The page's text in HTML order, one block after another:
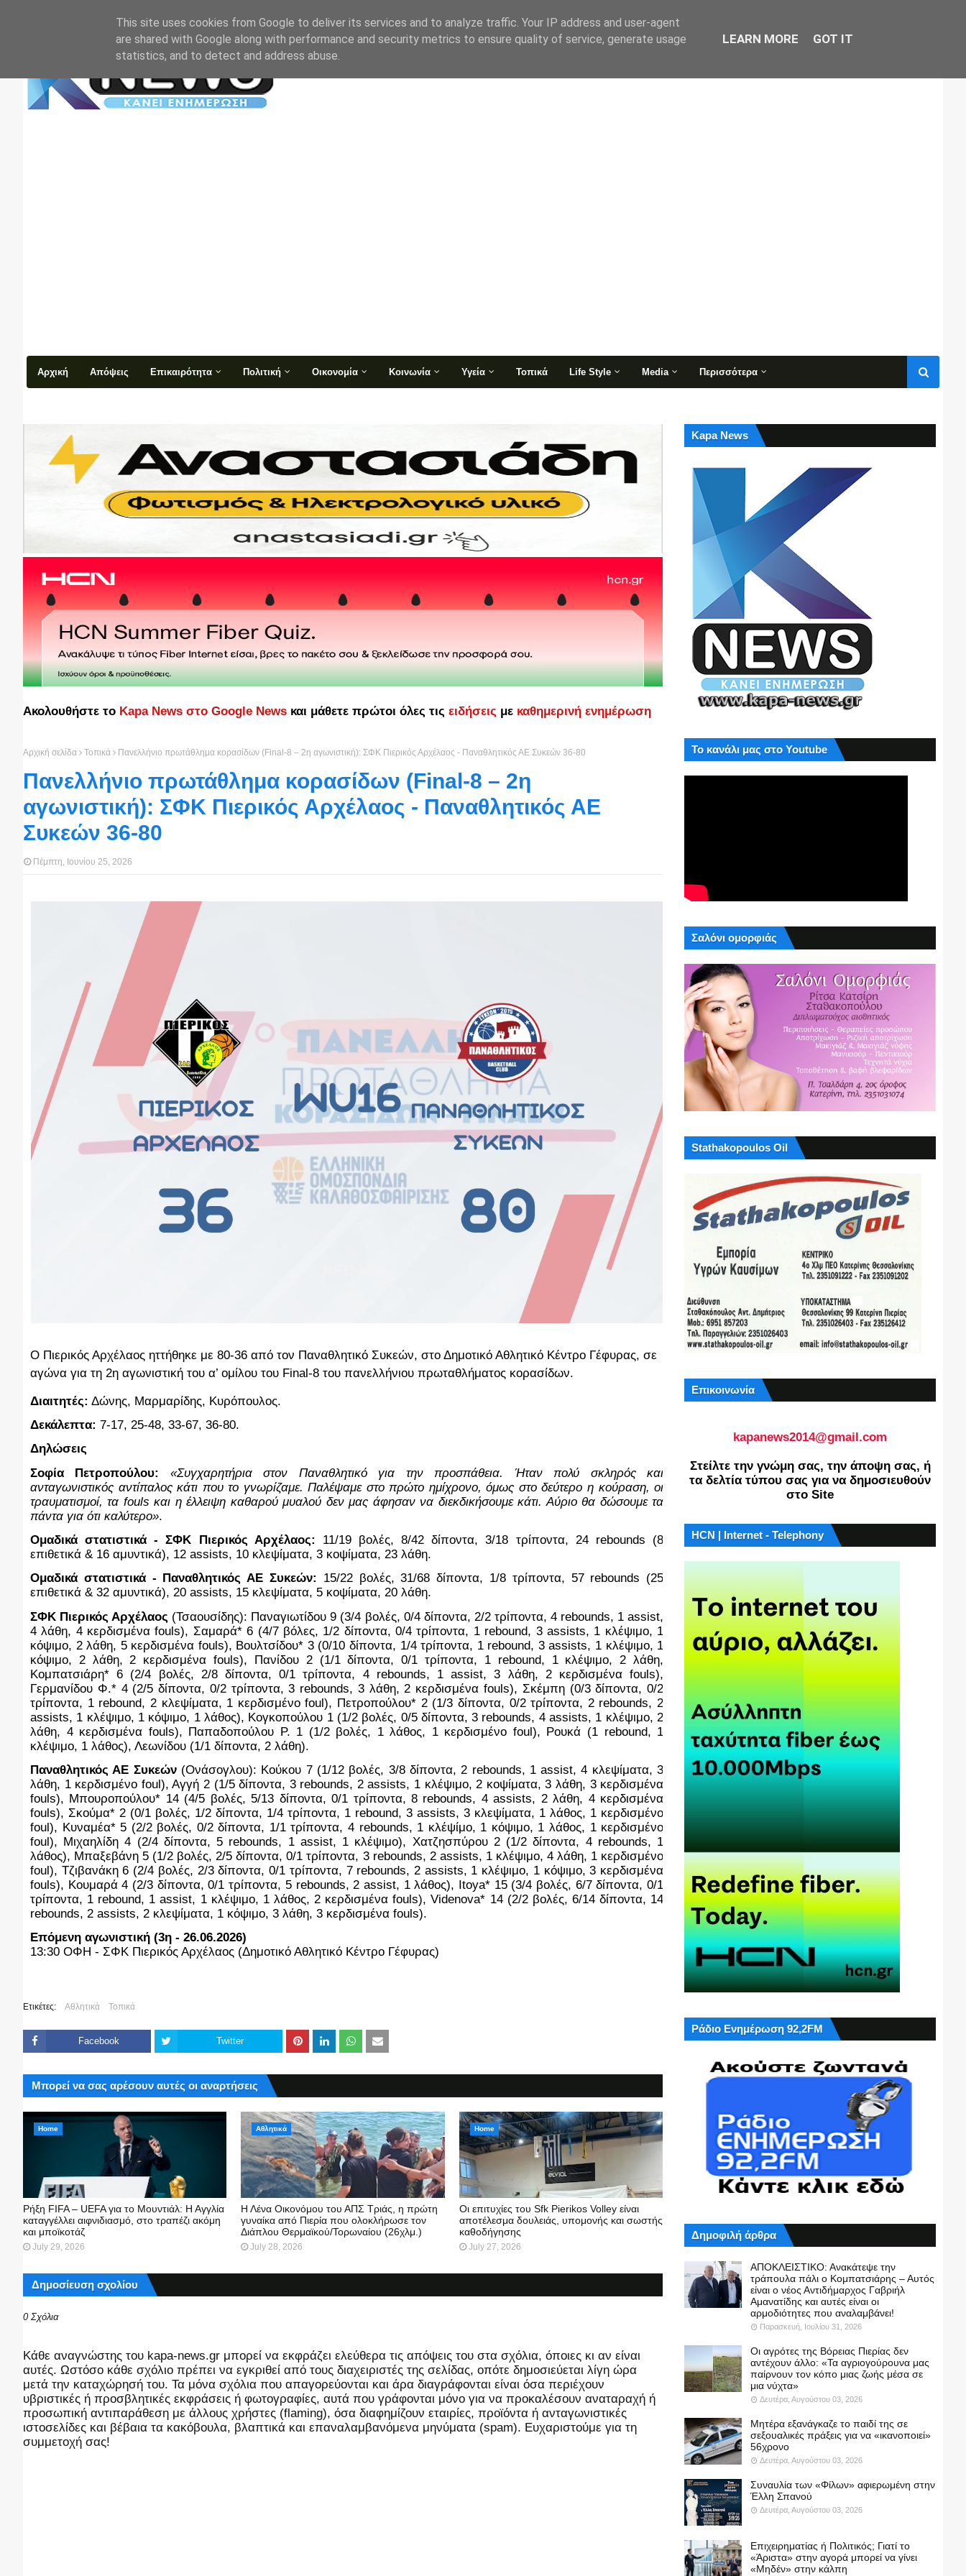
Αρχική Απόψεις Επικαιρότητα Πολιτική Οικονομία Κοινωνία Υγεία Τοπικά Life Style Media Περισσότερα
Ακολουθήστε το Kapa News στο Google News και μάθετε πρώτοι όλες τις ειδήσεις με καθημερινή ενημέρωση
Αρχική σελίδα Τοπικά Πανελλήνιο πρωτάθλημα κορασίδων (Final-8 – 2η αγωνιστική): ΣΦΚ Πιερικός Αρχέλαος - Παναθλητικός ΑΕ Συκεών 36-80
Πανελλήνιο πρωτάθλημα κορασίδων (Final-8 – 2η
αγωνιστική): ΣΦΚ Πιερικός Αρχέλαος - Παναθλητικός ΑΕ
Συκεών 36-80
Πέμπτη, Ιουνίου 25, 2026
Ο Πιερικός Αρχέλαος ηττήθηκε με 80-36 από τον Παναθλητικό Συκεών, στο Δημοτικό Αθλητικό Κέντρο Γέφυρας, σε
αγώνα για τη 2η αγωνιστική του α’ ομίλου του Final-8 του πανελλήνιου πρωταθλήματος κορασίδων.
Διαιτητές: Δώνης, Μαρμαρίδης, Κυρόπουλος.
Δεκάλεπτα: 7-17, 25-48, 33-67, 36-80.
Δηλώσεις
Σοφία Πετροπούλου:
«Συγχαρητήρια στον Παναθλητικό για την προσπάθεια. Ήταν πολύ σκληρός και
ανταγωνιστικός αντίπαλος κάτι που το γνωρίζαμε. Παλέψαμε στο πρώτο ημίχρονο, όμως στο δεύτερο η κούραση, οι
τραυματισμοί, τα fouls και η έλλειψη καθαρού μυαλού δεν μας άφησαν να διεκδικήσουμε κάτι. Αύριο θα δώσουμε τα
πάντα για ότι καλύτερο».
Ομαδικά στατιστικά - ΣΦΚ Πιερικός Αρχέλαος: 11/19 βολές, 8/42 δίποντα, 3/18 τρίποντα, 24 rebounds (8
επιθετικά & 16 αμυντικά), 12 assists, 10 κλεψίματα, 3 κοψίματα, 23 λάθη.
Ομαδικά στατιστικά - Παναθλητικός ΑΕ Συκεών:
15/22 βολές, 31/68 δίποντα, 1/8 τρίποντα, 57 rebounds (25
επιθετικά & 32 αμυντικά), 20 assists, 15 κλεψίματα, 5 κοψίματα, 20 λάθη.
ΣΦΚ Πιερικός Αρχέλαος (Τσαουσίδης): Παναγιωτίδου 9 (3/4 βολές, 0/4 δίποντα, 2/2 τρίποντα, 4 rebounds, 1 assist,
4 λάθη, 4 κερδισμένα fouls), Σαμαρά* 6 (4/7 βόλες, 1/2 δίποντα, 0/4 τρίποντα, 1 rebound, 3 assists, 1 κλέψιμο, 1
κόψιμο, 2 λάθη, 5 κερδισμένα fouls), Βουλτσίδου* 3 (0/10 δίποντα, 1/4 τρίποντα, 1 rebound, 3 assists, 1 κλέψιμο, 1
κόψιμο, 2 λάθη, 2 κερδισμένα fouls), Πανίδου 2 (1/1 δίποντα, 0/1 τρίποντα, 1 rebound, 1 κλέψιμο, 2 λάθη,
Κομπατσιάρη* 6 (2/4 βολές, 2/8 δίποντα, 0/1 τρίποντα, 4 rebounds, 1 assist, 3 λάθη, 2 κερδισμένα fouls),
Γερμανίδου Φ.* 4 (2/5 δίποντα, 0/2 τρίποντα, 3 rebounds, 3 λάθη, 2 κερδισμένα fouls), Σκέμπη (0/3 δίποντα, 0/2
τρίποντα, 1 rebound, 2 κλεψίματα, 1 κερδισμένο foul), Πετροπούλου* 2 (1/3 δίποντα, 0/2 τρίποντα, 2 rebounds, 2
assists, 1 κλέψιμο, 1 κόψιμο, 1 λάθος), Κογκοπούλου 1 (1/2 βολές, 0/5 δίποντα, 3 rebounds, 4 assists, 1 κλέψιμο, 2
λάθη, 4 κερδισμένα fouls), Παπαδοπούλου Ρ. 1 (1/2 βολές, 1 λάθος, 1 κερδισμένο foul), Ρουκά (1 rebound, 1
κλέψιμο, 1 λάθος), Λεωνίδου (1/1 δίποντα, 2 λάθη).
Παναθλητικός ΑΕ Συκεών (Ονάσογλου): Κούκου 7 (1/12 βολές, 3/8 δίποντα, 2 rebounds, 1 assist, 4 κλεψίματα, 3
λάθη, 1 κερδισμένο foul), Αγγή 2 (1/5 δίποντα, 3 rebounds, 2 assists, 1 κλέψιμο, 2 κοψίματα, 3 λάθη, 3 κερδισμένα
fouls), Μπουροπούλου* 14 (4/5 βολές, 5/13 δίποντα, 0/1 τρίποντα, 8 rebounds, 4 assists, 2 λάθη, 4 κερδισμένα
fouls), Σκούμα* 2 (0/1 βολές, 1/2 δίποντα, 1/4 τρίποντα, 1 rebound, 3 assists, 3 κλεψίματα, 1 λάθος, 1 κερδισμένο
foul), Κυναμέα* 5 (2/2 βολές, 0/2 δίποντα, 1/1 τρίποντα, 4 rebounds, 1 κλέψίμο, 1 κόψιμο, 1 λάθος, 1 κερδισμένο
foul), Μιχαηλίδη 4 (2/4 δίποντα, 5 rebounds, 1 assist, 1 κλέψιμο), Χατζησπύρου 2 (1/2 δίποντα, 4 rebounds, 1
λάθος), Μπαξεβάνη 5 (1/2 βολές, 2/5 δίποντα, 0/1 τρίποντα, 3 rebounds, 2 assists, 1 κλέψιμο, 4 λάθη, 1 κερδισμένο
foul), Τζιβανάκη 6 (2/4 βολές, 2/3 δίποντα, 0/1 τρίποντα, 7 rebounds, 2 assists, 1 κλέψιμο, 1 κόψιμο, 3 κερδισμένα
fouls), Κουμαρά 4 (2/3 δίποντα, 0/1 τρίποντα, 5 rebounds, 2 assist, 1 λάθος), Itoya* 15 (3/4 βολές, 6/7 δίποντα, 0/1
τρίποντα, 1 rebound, 1 assist, 1 κλέψιμο, 1 λάθος, 2 κερδισμένα fouls), Videnova* 14 (2/2 βολές, 6/14 δίποντα, 14
rebounds, 2 assists, 2 κλεψίματα, 1 κόψιμο, 3 λάθη, 3 κερδισμένα fouls).
Επόμενη αγωνιστική (3η - 26.06.2026)
13:30 ΟΦΗ - ΣΦΚ Πιερικός Αρχέλαος (Δημοτικό Αθλητικό Κέντρο Γέφυρας)
Ετικέτες: Αθλητικά Τοπικά
Facebook Twitter
Μπορεί να σας αρέσουν αυτές οι αναρτήσεις
Home
Ρήξη FIFA – UEFA για το Μουντιάλ: Η Αγγλία
καταγγέλλει αιφνιδιασμό, στο τραπέζι ακόμη
και μποϊκοτάζ
July 29, 2026
Αθλητικά
Η Λένα Οικονόμου του ΑΠΣ Τριάς, η πρώτη
γυναίκα από Πιερία που ολοκλήρωσε τον
Διάπλου Θερμαϊκού/Τορωναίου (26χλμ.)
July 28, 2026
Home
Οι επιτυχίες του Sfk Pierikos Volley είναι
αποτέλεσμα δουλειάς, υπομονής και σωστής
καθοδήγησης
July 27, 2026
Δημοσίευση σχολίου
0 Σχόλια
Kάθε αναγνώστης του kapa-news.gr μπορεί να εκφράζει ελεύθερα τις απόψεις του στα σχόλια, όποιες κι αν είναι
αυτές. Ωστόσο κάθε σχόλιο πρέπει να εγκριθεί από τους διαχειριστές της σελίδας, οπότε δημοσιεύεται λίγη ώρα
μετά την καταχώρησή του. Τα μόνα σχόλια που απαγορεύονται και άρα διαγράφονται είναι όσα περιέχουν
υβριστικές ή προσβλητικές εκφράσεις ή φωτογραφίες, αυτά που γράφονται μόνο για να προκαλέσουν αναταραχή ή
προσωπική αντιπαράθεση με άλλους χρήστες (flaming), όσα διαφημίζουν εταιρίες, προϊόντα ή ανταγωνιστικές
ιστοσελίδες και βέβαια τα κακόβουλα, βλαπτικά και επαναλαμβανόμενα μηνύματα (spam). Ευχαριστούμε για τη
συμμετοχή σας!
Kapa News
Το κανάλι μας στο Youtube
Σαλόνι ομορφιάς
Stathakopoulos Oil
Επικοινωνία
kapanews2014@gmail.com
Στείλτε την γνώμη σας, την άποψη σας, ή
τα δελτία τύπου σας για να δημοσιευθούν
στο Site
HCN | Internet - Telephony
Ράδιο Ενημέρωση 92,2FM
Δημοφιλή άρθρα
ΑΠΟΚΛΕΙΣΤΙΚΟ: Ανακάτεψε την
τράπουλα πάλι ο Κομπατσιάρης – Αυτός
είναι ο νέος Αντιδήμαρχος Γαβριήλ
Αμανατίδης και αυτές είναι οι
αρμοδιότητες που αναλαμβάνει!
Παρασκευή, Ιουλίου 31, 2026
Οι αγρότες της Βόρειας Πιερίας δεν
αντέχουν άλλο: «Τα αγριογούρουνα μας
παίρνουν τον κόπο μιας ζωής μέσα σε
μια νύχτα»
Δευτέρα, Αυγούστου 03, 2026
Μητέρα εξανάγκαζε το παιδί της σε
σεξουαλικές πράξεις για να «ικανοποιεί»
56χρονο
Δευτέρα, Αυγούστου 03, 2026
Συναυλία των «Φίλων» αφιερωμένη στην
Έλλη Σπανού
Δευτέρα, Αυγούστου 03, 2026
Επιχειρηματίας ή Πολιτικός; Γιατί το
«Άριστα» στην αγορά μπορεί να γίνει
«Μηδέν» στην κάλπη
This site uses cookies from Google to deliver its services and to analyze traffic. Your IP address and user-agent
are shared with Google along with performance and security metrics to ensure quality of service, generate usage
statistics, and to detect and address abuse.
LEARN MORE GOT IT